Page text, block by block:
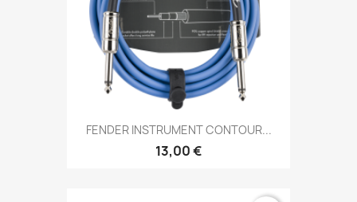
FENDER INSTRUMENT CONTOUR...
13,00 €